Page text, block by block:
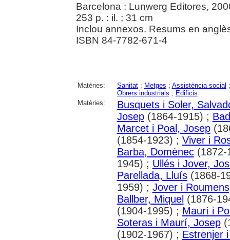
Barcelona : Lunwerg Editores,
253 p. : il. ; 31 cm
Inclou annexos. Resums en
ISBN 84-7782-671-4
Matèries: Sanitat; Metges ; Assistència social
Obrers industrials ; Edificis
Matèries:
Busquets i Soler,
Josep(1864-1915) ;
Marcet i Poal, Josep
(1854-1923) ; Viver i
Barba, Domènec(1872-
1945) ; Ullés i Jover,
Parellada, Lluís(1868-
1959) ; Jover i
Ballber, Miquel (1876-
(1904-1995) ; Maurí i
Soteras i Maurí, Josep
(1902-1967) ; Estrenjer